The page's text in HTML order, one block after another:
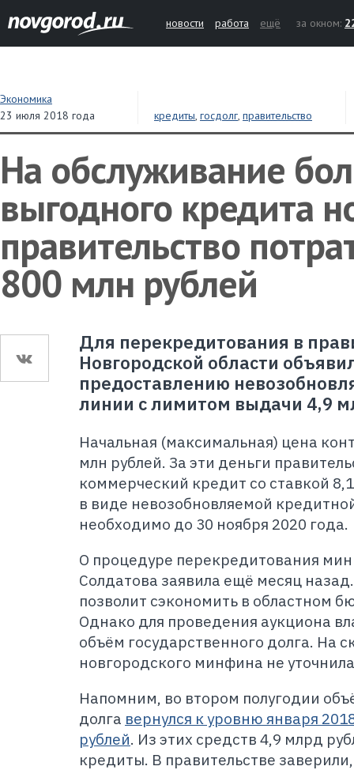
новости работа ещё за окном:
Экономика
23 июля 2018 года
кредиты, госдолг, правительство
На обслуживание
выгодного кредита
правительство
800 млн рублей
Для перекредитования в
Новгородской области
предоставлению
линии с лимитом выдачи 4,9
Начальная (максимальная) цена
млн рублей. За эти деньги
коммерческий кредит со ставкой
в виде невозобновляемой
необходимо до 30 ноября 2020 года.
О процедуре перекредитования
Солдатова заявила ещё месяц
позволит сэкономить в областном
Однако для проведения аукциона
объём государственного долга. На
новгородского минфина не
Напомним, во втором полугодии
долга вернулся к уровню января
рублей. Из этих средств 4,9 млрд
кредиты. В правительстве